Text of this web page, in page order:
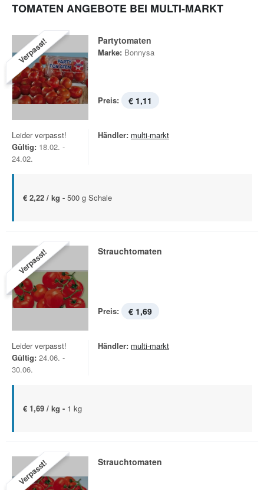
TOMATEN ANGEBOTE BEI MULTI-MARKT
Verpasst! Partytomaten
Marke: Bonnysa
Preis: € 1,11
Leider verpasst!
Gültig: 18.02. -
24.02.
Händler: multi-markt
€ 2,22 / kg - 500 g Schale
Verpasst! Strauchtomaten
Preis: € 1,69
Leider verpasst!
Gültig: 24.06. -
30.06.
Händler: multi-markt
€ 1,69 / kg - 1 kg
Verpasst! Strauchtomaten